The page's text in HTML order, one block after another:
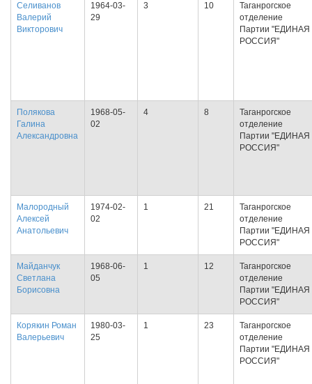
Селиванов
Валерий
Викторович
1964-03-
29
3 10
Таганрогское
отделение
Партии "ЕДИНАЯ
РОССИЯ"
Полякова
Галина
Александровна
1968-05-
02
4 8
Таганрогское
отделение
Партии "ЕДИНАЯ
РОССИЯ"
Малородный
Алексей
Анатольевич
1974-02-
02
1 21
Таганрогское
отделение
Партии "ЕДИНАЯ
РОССИЯ"
Майданчук
Светлана
Борисовна
1968-06-
05
1 12
Таганрогское
отделение
Партии "ЕДИНАЯ
РОССИЯ"
Корякин Роман
Валерьевич
1980-03-
25
1 23
Таганрогское
отделение
Партии "ЕДИНАЯ
РОССИЯ"